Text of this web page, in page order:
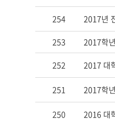
254 2017년
253
2017학
252
2017 대
251 2017학
250 2016 대